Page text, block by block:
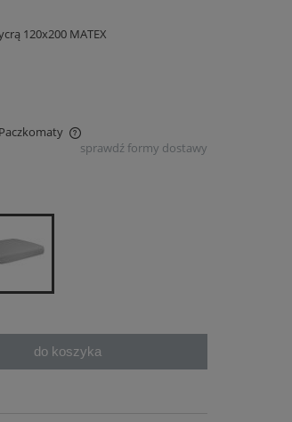
120x200 MATEX
KUCHENNY 32X30
KREMOWA KORA
sprawdź formy dostawy
do koszyka